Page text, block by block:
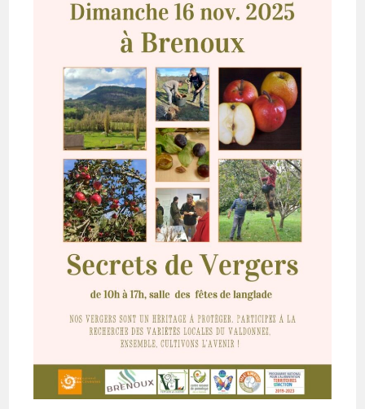
Brenoux
Le
16
Novembre
2025